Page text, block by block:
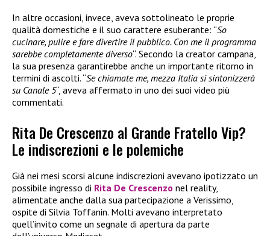
In altre occasioni, invece, aveva sottolineato le proprie
qualità domestiche e il suo carattere esuberante: “So
cucinare, pulire e fare divertire il pubblico. Con me il programma
sarebbe completamente diverso“. Secondo la creator campana,
la sua presenza garantirebbe anche un importante ritorno in
termini di ascolti. “Se chiamate me, mezza Italia si sintonizzerà
su Canale 5“, aveva affermato in uno dei suoi video più
commentati.
Rita De Crescenzo al Grande Fratello Vip?
Le indiscrezioni e le polemiche
Già nei mesi scorsi alcune indiscrezioni avevano ipotizzato un
possibile ingresso di Rita De Crescenzo nel reality,
alimentate anche dalla sua partecipazione a Verissimo,
ospite di Silvia Toffanin. Molti avevano interpretato
quell’invito come un segnale di apertura da parte